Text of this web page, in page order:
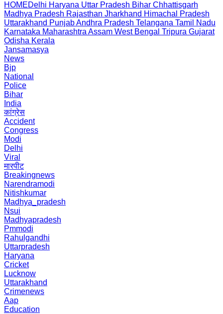
HOMEDelhi Haryana Uttar Pradesh Bihar Chhattisgarh
Madhya Pradesh Rajasthan Jharkhand Himachal Pradesh
Uttarakhand PunjabAndhra Pradesh Telangana Tamil Nadu
Karnataka Maharashtra Assam West Bengal Tripura Gujarat
Odisha Kerala
Jansamasya
News
Bjp
National
Police
Bihar
India
कांग्रेस
Accident
Congress
Modi
Delhi
Viral
मारपीट
Breakingnews
Narendramodi
Nitishkumar
Madhya_pradesh
Nsui
Madhyapradesh
Pmmodi
Rahulgandhi
Uttarpradesh
Haryana
Cricket
Lucknow
Uttarakhand
Crimenews
Aap
Education